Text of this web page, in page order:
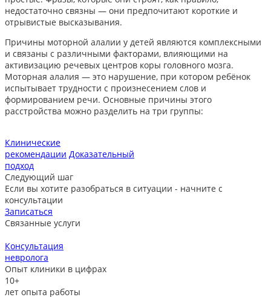
недостаточно связны — они предпочитают короткие и
отрывистые высказывания.
Причины моторной алалии у детей являются комплексными
и связаны с различными факторами, влияющими на
активизацию речевых центров коры головного мозга.
Моторная алалия — это нарушение, при котором ребёнок
испытывает трудности с произнесением слов и
формированием речи. Основные причины этого
расстройства можно разделить на три группы:
Клинические
рекомендации Доказательный
подход
Следующий шаг
Если вы хотите разобраться в ситуации - начните с
консультации
Записаться
Связанные услуги
Консультация
невролога
Опыт клиники в цифрах
10+
лет опыта работы